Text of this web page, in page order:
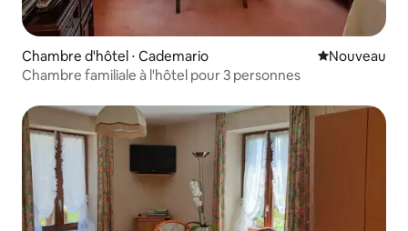
Chambre d'hôtel ⋅ Cademario Nouvel
Nouveau
Chambre familiale à l'hôtel pour 3 personnes